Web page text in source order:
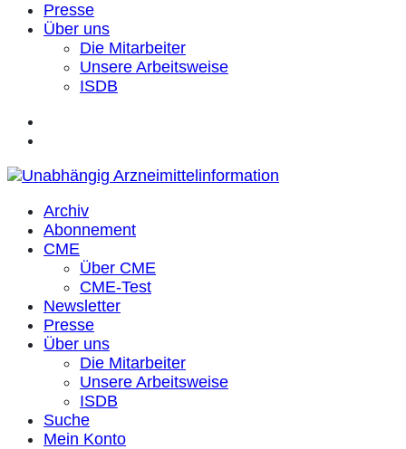
Presse
Über uns
Die Mitarbeiter
Unsere Arbeitsweise
ISDB
Archiv
Abonnement
CME
Über CME
CME-Test
Newsletter
Presse
Über uns
Die Mitarbeiter
Unsere Arbeitsweise
ISDB
Suche
Mein Konto